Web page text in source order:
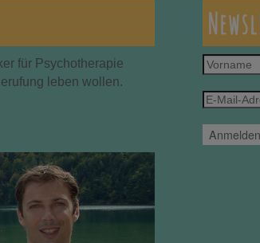
für Psychotherapie
leben wollen.
Vorname
E-
Adresse
*